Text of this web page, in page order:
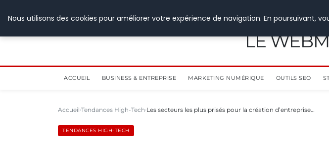
LE
ACCUEIL BUSINESS & ENTREPRISE MARKETING NUMÉRIQUE OUTILS SEO
Accueil Tendances High-Tech Les secteurs les plus prisés pour la création d’entreprise…
TENDANCES HIGH-TECH
Nous utilisons des cookies pour améliorer votre expérience de navigation. En poursuivant,